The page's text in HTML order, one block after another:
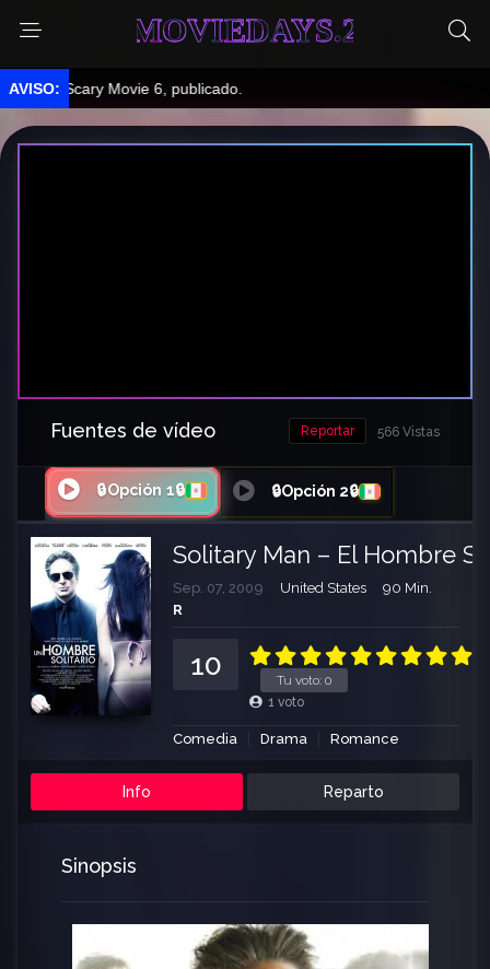
MOVIEDAYS.2
Scary Movie 6, publicado.
Fuentes de vídeo 566 Vistas
Reportar
🔒Opción 1🔒 🔒Opción 2🔒
Solitary Man – El Hombre
Sep. 07, 2009 United States
90 Min.
R
Tu voto: 0
10
1 voto
Comedia Drama Romance
Info Reparto
Sinopsis